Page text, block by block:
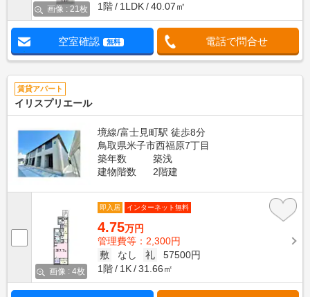
画像 : 21枚
1階
1LDK 40.07㎡
空室確認 無料 電話で問合せ
賃貸アパート
イリスプリエール
境線/富士見町駅 徒歩8分
鳥取県米子市西福原7丁目
築年数
築浅
建物階数
2階建
画像 : 4枚
即入居 インターネット無料
4.75万円
管理費等：2,300円
敷
なし 礼
57500円
1階
1K 31.66㎡